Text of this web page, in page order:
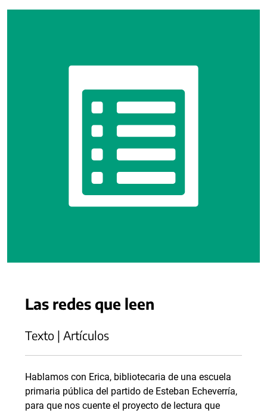
Las redes que leen
Texto | Artículos
Hablamos con Erica, bibliotecaria de una escuela
primaria pública del partido de Esteban Echeverría,
para que nos cuente el proyecto de lectura que